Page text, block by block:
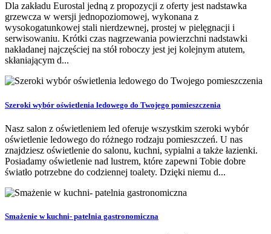
Dla zakładu Eurostal jedną z propozycji z oferty jest nadstawka
grzewcza w wersji jednopoziomowej, wykonana z
wysokogatunkowej stali nierdzewnej, prostej w pielęgnacji i
serwisowaniu. Krótki czas nagrzewania powierzchni nadstawki
nakładanej najczęściej na stół roboczy jest jej kolejnym atutem,
skłaniającym d...
Szeroki wybór oświetlenia ledowego do Twojego pomieszczenia
Nasz salon z oświetleniem led oferuje wszystkim szeroki wybór
oświetlenie ledowego do różnego rodzaju pomieszczeń. U nas
znajdziesz oświetlenie do salonu, kuchni, sypialni a także łazienki.
Posiadamy oświetlenie nad lustrem, które zapewni Tobie dobre
światło potrzebne do codziennej toalety. Dzięki niemu d...
Smażenie w kuchni- patelnia gastronomiczna